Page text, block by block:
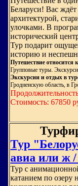
Беларуси! Вас ждёт
архитектурой,
улочками. В
исторический
Тур подарит
историю и
Путешествие относится
Групповые туры.
Экскурсии и отдых в
Гродненскую область, в
Стоимость: 67850
Тур
авиа или ж
Тур с
катанием по озеру